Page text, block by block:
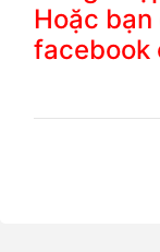
Hoặc
facebook